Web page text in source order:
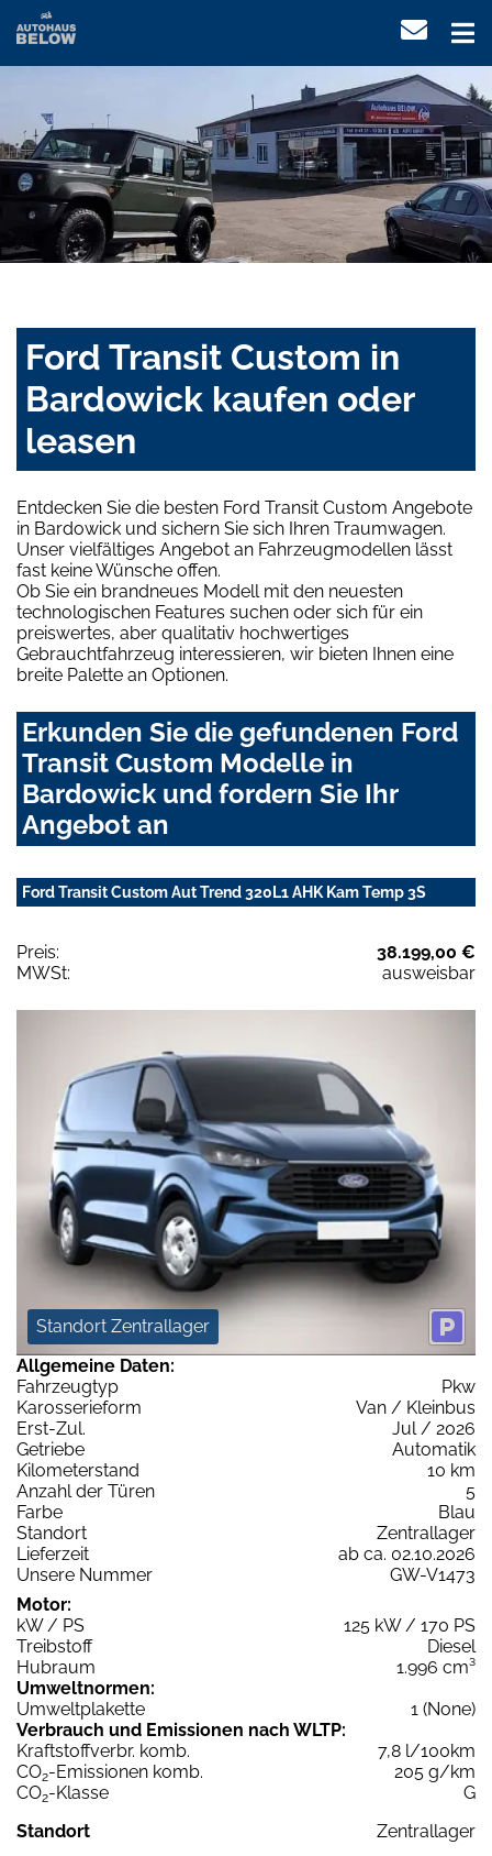
Ford Transit Custom in
Bardowick kaufen oder
leasen
Entdecken Sie die besten Ford Transit Custom Angebote
in Bardowick und sichern Sie sich Ihren Traumwagen.
Unser vielfältiges Angebot an Fahrzeugmodellen lässt
fast keine Wünsche offen.
Ob Sie ein brandneues Modell mit den neuesten
technologischen Features suchen oder sich für ein
preiswertes, aber qualitativ hochwertiges
Gebrauchtfahrzeug interessieren, wir bieten Ihnen eine
breite Palette an Optionen.
Erkunden Sie die gefundenen Ford
Transit Custom Modelle in
Bardowick und fordern Sie Ihr
Angebot an
Ford Transit Custom Aut Trend 320L1 AHK Kam Temp 3S
Preis:
38.199,00 €
MWSt:
ausweisbar
Standort Zentrallager
Allgemeine Daten:
Fahrzeugtyp
Pkw
Karosserieform
Van / Kleinbus
Erst-Zul.
Jul / 2026
Getriebe
Automatik
Kilometerstand
10 km
Anzahl der Türen
5
Farbe
Blau
Standort
Zentrallager
Lieferzeit
ab ca. 02.10.2026
Unsere Nummer
GW-V1473
Motor:
kW / PS
125 kW / 170 PS
Treibstoff
Diesel
Hubraum
1.996 cm³
Umweltnormen:
Umweltplakette
1 (None)
Verbrauch und Emissionen nach WLTP:
Kraftstoffverbr. komb.
7,8 l/100km
CO2-Emissionen komb.
205 g/km
CO2-Klasse
G
Standort
Zentrallager